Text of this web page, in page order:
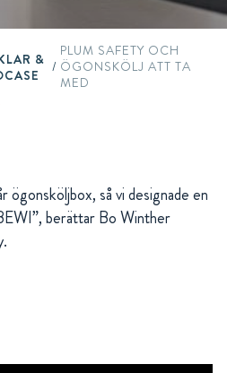
& /
PLUM SAFETY OCH
ÖGONSKÖLJ ATT TA
MED
ögonsköljbox, så vi designade en
berättar Bo Winther